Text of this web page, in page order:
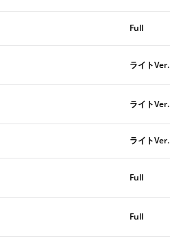
Full
ライトVer.
ライトVer.
ライトVer.
Full
Full